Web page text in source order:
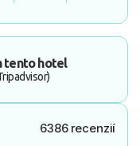
tento hotel
6386 recenzií